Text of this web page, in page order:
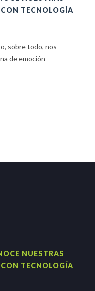
TECNOLOGÍA
sobre todo, nos
de emoción
NUESTRAS
TECNOLOGÍA